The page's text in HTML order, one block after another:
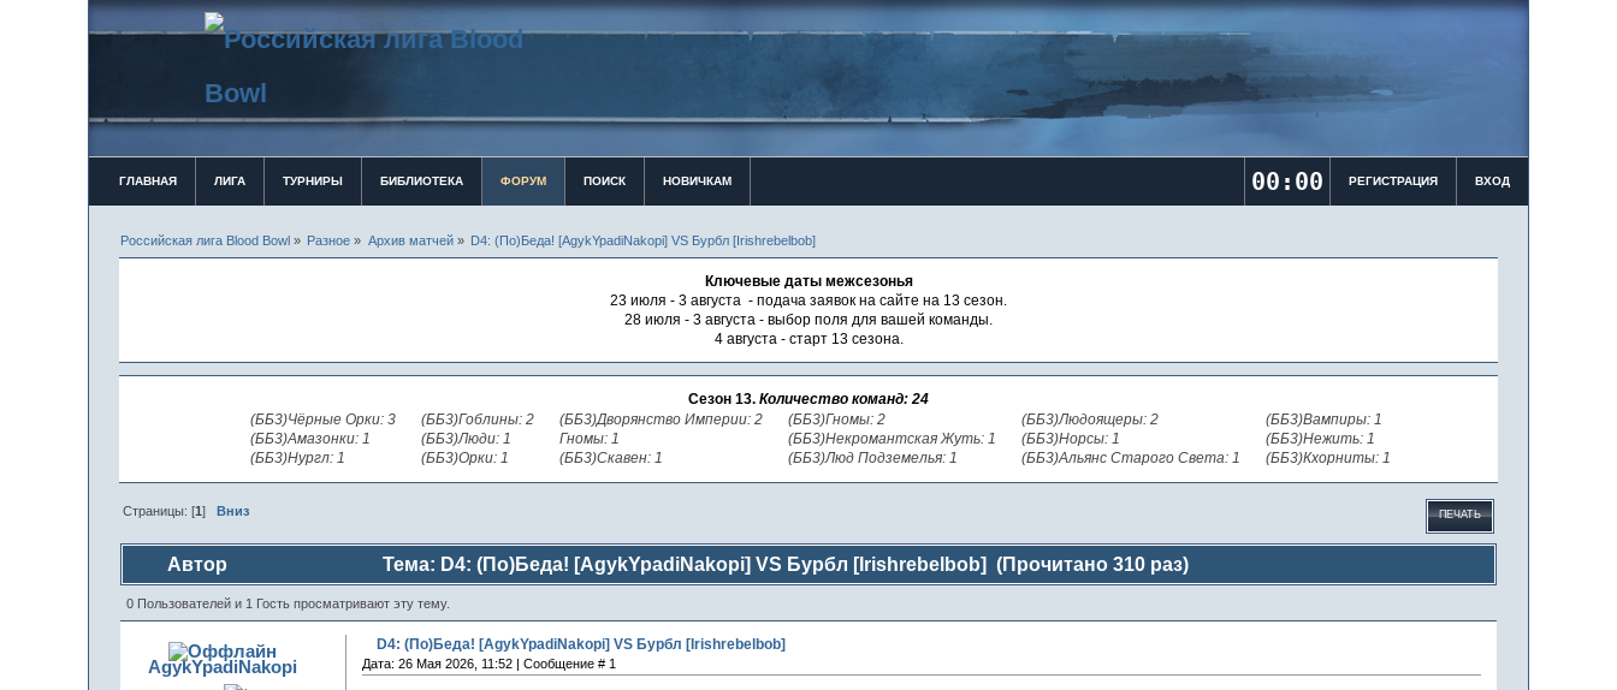
ГЛАВНАЯ ЛИГА ТУРНИРЫ БИБЛИОТЕКА ФОРУМ ПОИСК НОВИЧКАМ 00:00 РЕГИСТРАЦИЯ ВХОД
Российская лига Blood Bowl » Разное » Архив матчей» D4: (По)Беда! [AgykYpadiNakopi] VS Бурбл [Irishrebelbob]
Ключевые даты межсезонья
23 июля - 3 августа - подача заявок на сайте на 13 сезон.
28 июля - 3 августа - выбор поля для вашей команды.
4 августа - старт 13 сезона.
Сезон 13. Количество команд: 24
(ББ3)Чёрные Орки: 3
(ББ3)Амазонки: 1
(ББ3)Нургл: 1
(ББ3)Гоблины: 2
(ББ3)Люди: 1
(ББ3)Орки: 1
(ББ3)Дворянство Империи: 2
Гномы: 1
(ББ3)Скавен: 1
(ББ3)Гномы: 2
(ББ3)Некромантская Жуть: 1
(ББ3)Люд Подземелья: 1
(ББ3)Людоящеры: 2
(ББ3)Норсы: 1
(ББ3)Альянс Старого Света: 1
(ББ3)Вампиры: 1
(ББ3)Нежить: 1
(ББ3)Кхорниты: 1
ПЕЧАТЬ
Страницы: [1]Вниз
Автор Тема: D4: (По)Беда! [AgykYpadiNakopi] VS Бурбл [Irishrebelbob] (Прочитано 310 раз)
0 Пользователей и 1 Гость просматривают эту тему.
AgykYpadiNakopi
D4: (По)Беда! [AgykYpadiNakopi] VS Бурбл [Irishrebelbob]
Дата: 26 Мая 2026, 11:52 | Сообщение # 1